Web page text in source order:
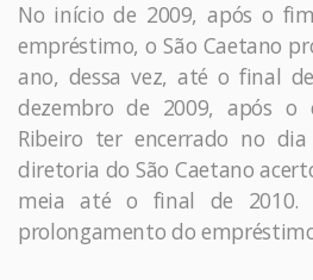
No início de 2009, após o
empréstimo, o São Caetano
ano, dessa vez, até o final
dezembro de 2009, após o
Ribeiro ter encerrado no
diretoria do São Caetano
meia até o final de 2010.
prolongamento do